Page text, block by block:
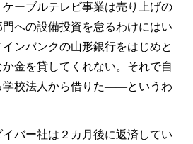
ーブルテレビ事業は売り上げの
への設備投資を怠るわけにはい
ンバンクの山形銀行をはじめと
金を貸してくれない。それで自
学校法人から借りた――というわ
バー社は２カ月後に返済してい